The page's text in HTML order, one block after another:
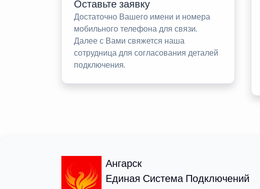
Оставьте заявку
Достаточно Вашего имени и номера
мобильного телефона для связи.
Далее с Вами свяжется наша
сотрудница для согласования деталей
подключения.
Ангарск
Единая Система Подключений